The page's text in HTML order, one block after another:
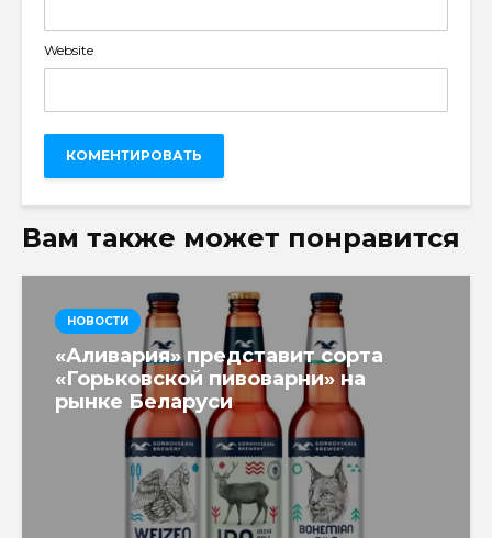
Website
Вам также может понравится
НОВОСТИ
«Аливария» представит сорта
«Горьковской пивоварни» на
рынке Беларуси